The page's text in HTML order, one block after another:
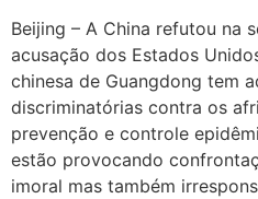
Beijing – A China refutou na
acusação dos Estados
chinesa de Guangdong tem
discriminatórias contra os
prevenção e controle
estão provocando
imoral mas também